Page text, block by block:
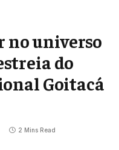
no universo
do
Goitacá
2 Mins Read